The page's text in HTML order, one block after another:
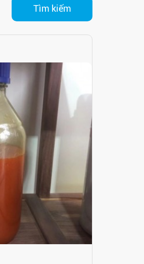
Tìm kiếm